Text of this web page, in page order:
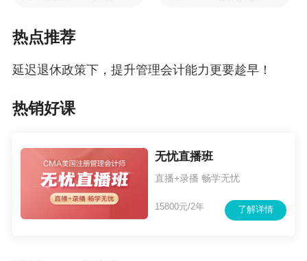
【管理会计师CMA】
● 正保会计网校在管理会计师CMA培训方面积累了丰富的
路。现参加CMA辅导课程，赠送网校CPE继续教育，还有
● 不知道报考管理会计师CMA流程是什么？网校为大家准
备了管理会计师CMA报考指南。
点击查看CMA报考指南>>
热点推荐
延迟退休政策下，提升管理会计能力更要趁早！
热销好课
无忧直播班
直播+录播 畅学无忧
了解详情
15800元/2年